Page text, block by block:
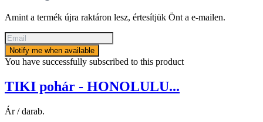
Amint a termék újra raktáron lesz, értesítjük Önt a e-mailen.
Notify me when available
You have successfully subscribed to this product
TIKI pohár - HONOLULU...
Ár / darab.